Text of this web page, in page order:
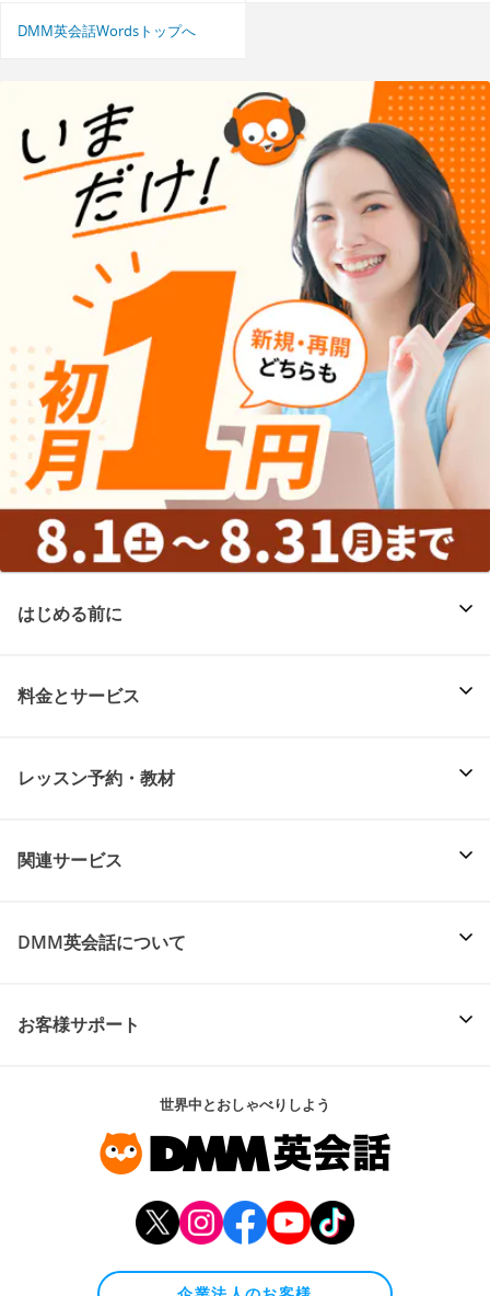
DMM英会話Wordsトップへ
はじめる前に
料金とサービス
レッスン予約・教材
関連サービス
DMM英会話について
お客様サポート
世界中とおしゃべりしよう